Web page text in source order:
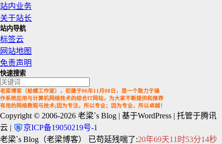
站内业务
关于站长
站内导航
标签云
网站地图
免责声明
快速搜索
老梁博客（蛤蟆工作室），初建于06年11月08日，是一个致力于操
作系统应用与计算机网络技术的综合IT网站，为大家不断提供和推荐
有用的网络教程与技术;因为专注，所以专业；因为专业，所以卓越！
Copyright © 2006-2026 老梁`s Blog | 基于WordPress | 托管于腾讯
云 |
京ICP备19050219号-1
老梁`s Blog（老梁博客） 已苟延残喘了:20年69天11时53分15秒